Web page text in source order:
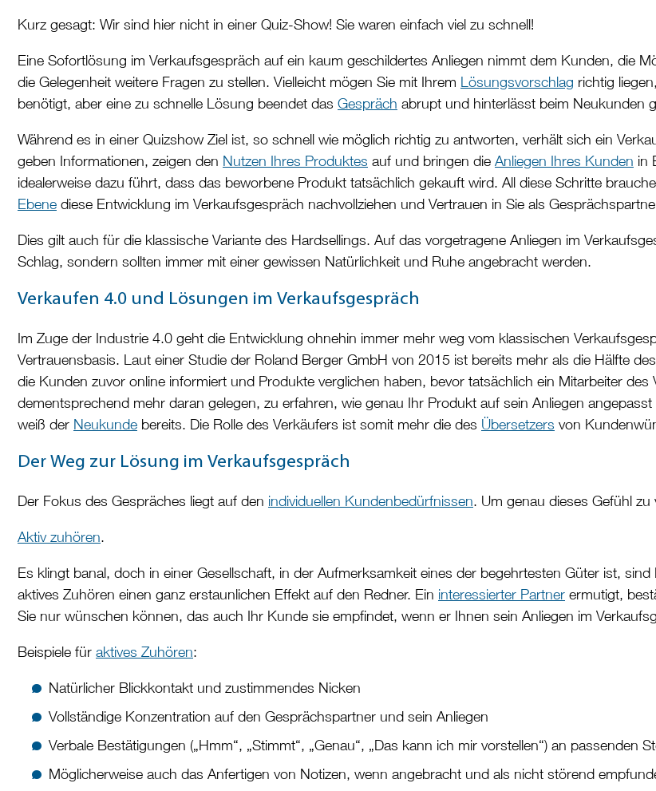
Kurz gesagt: Wir sind hier nicht in einer Quiz-Show! Sie waren einfach viel zu schnell!
Eine Sofortlösung im Verkaufsgespräch auf ein kaum geschildertes Anliegen nimmt dem Kunden, die
die Gelegenheit weitere Fragen zu stellen. Vielleicht mögen Sie mit Ihrem Lösungsvorschlag richtig
benötigt, aber eine zu schnelle Lösung beendet das Gespräch abrupt und hinterlässt beim Neukunden
Während es in einer Quizshow Ziel ist, so schnell wie möglich richtig zu antworten, verhält sich ein
geben Informationen, zeigen den Nutzen Ihres Produktes auf und bringen die Anliegen Ihres Kunden in
idealerweise dazu führt, dass das beworbene Produkt tatsächlich gekauft wird. All diese Schritte
Ebene diese Entwicklung im Verkaufsgespräch nachvollziehen und Vertrauen in Sie als
Dies gilt auch für die klassische Variante des Hardsellings. Auf das vorgetragene Anliegen im
Schlag, sondern sollten immer mit einer gewissen Natürlichkeit und Ruhe angebracht werden.
Verkaufen 4.0 und Lösungen im Verkaufsgespräch
Im Zuge der Industrie 4.0 geht die Entwicklung ohnehin immer mehr weg vom klassischen
Vertrauensbasis. Laut einer Studie der Roland Berger GmbH von 2015 ist bereits mehr als die Hälfte
die Kunden zuvor online informiert und Produkte verglichen haben, bevor tatsächlich ein Mitarbeiter
dementsprechend mehr daran gelegen, zu erfahren, wie genau Ihr Produkt auf sein Anliegen
weiß der Neukunde bereits. Die Rolle des Verkäufers ist somit mehr die des Übersetzers von
Der Weg zur Lösung im Verkaufsgespräch
Der Fokus des Gespräches liegt auf den individuellen Kundenbedürfnissen. Um genau dieses Gefühl
Aktiv zuhören.
Es klingt banal, doch in einer Gesellschaft, in der Aufmerksamkeit eines der begehrtesten Güter ist,
aktives Zuhören einen ganz erstaunlichen Effekt auf den Redner. Ein interessierter Partner ermutigt,
Sie nur wünschen können, das auch Ihr Kunde sie empfindet, wenn er Ihnen sein Anliegen im
Beispiele für aktives Zuhören:
Natürlicher Blickkontakt und zustimmendes Nicken
Vollständige Konzentration auf den Gesprächspartner und sein Anliegen
Verbale Bestätigungen („Hmm“, „Stimmt“, „Genau“, „Das kann ich mir vorstellen“) an passenden
Möglicherweise auch das Anfertigen von Notizen, wenn angebracht und als nicht störend